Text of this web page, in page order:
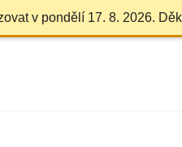
v pondělí 17. 8. 2026.